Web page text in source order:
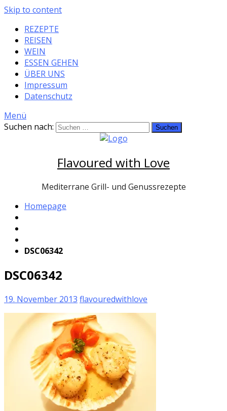
Skip to content
REZEPTE
REISEN
WEIN
ESSEN GEHEN
ÜBER UNS
Impressum
Datenschutz
Menü
Suchen nach:
Flavoured with Love
Mediterrane Grill- und Genussrezepte
Homepage
DSC06342
DSC06342
19. November 2013 flavouredwithlove